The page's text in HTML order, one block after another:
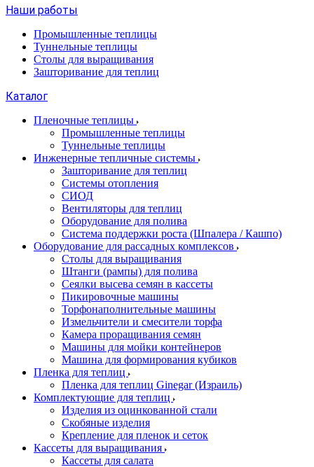
Наши работы
Промышленные теплицы
Туннельные теплицы
Столы для выращивания
Зашторивание для теплиц
Каталог
Пленочные теплицы
Промышленные теплицы
Туннельные теплицы
Инженерные тепличные системы
Зашторивание для теплиц
Системы отопления
СИОД
Вентиляторы для теплиц
Оборудование для полива
Система поддержки роста (Шпалера / Кашпо)
Оборудование для рассадных комплексов
Столы для выращивания
Штанги (рампы) для полива
Сеялки высева семян в кассеты
Пикировочные машины
Торфонаполнительные машины
Измельчители и смесители торфа
Камера проращивания семян
Машины для мойки контейнеров
Машина для формирования кубиков
Пленка для теплиц
Пленка для теплиц Ginegar (Израиль)
Комплектующие для теплиц
Изделия из оцинкованной стали
Скобяные изделия
Крепление для пленок и сеток
Кассеты для выращивания
Кассеты для салата